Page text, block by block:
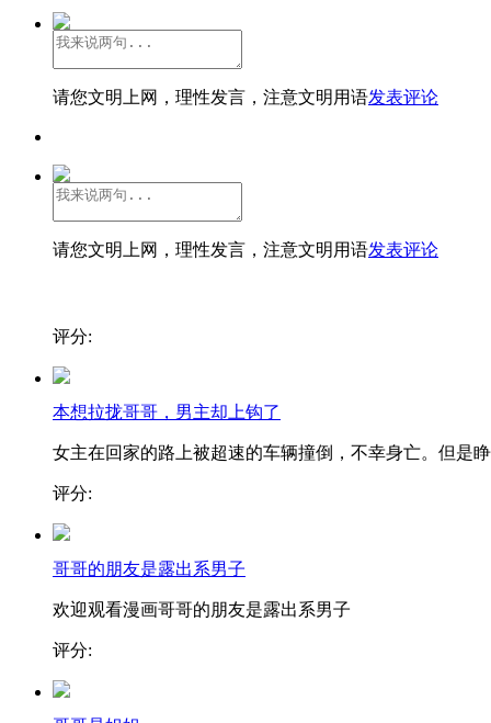
请您文明上网，理性发言，注意文明用语发表评论
请您文明上网，理性发言，注意文明用语发表评论
评分:
本想拉拢哥哥，男主却上钩了
女主在回家的路上被超速的车辆撞倒，不幸身亡。但是
评分:
哥哥的朋友是露出系男子
欢迎观看漫画哥哥的朋友是露出系男子
评分: